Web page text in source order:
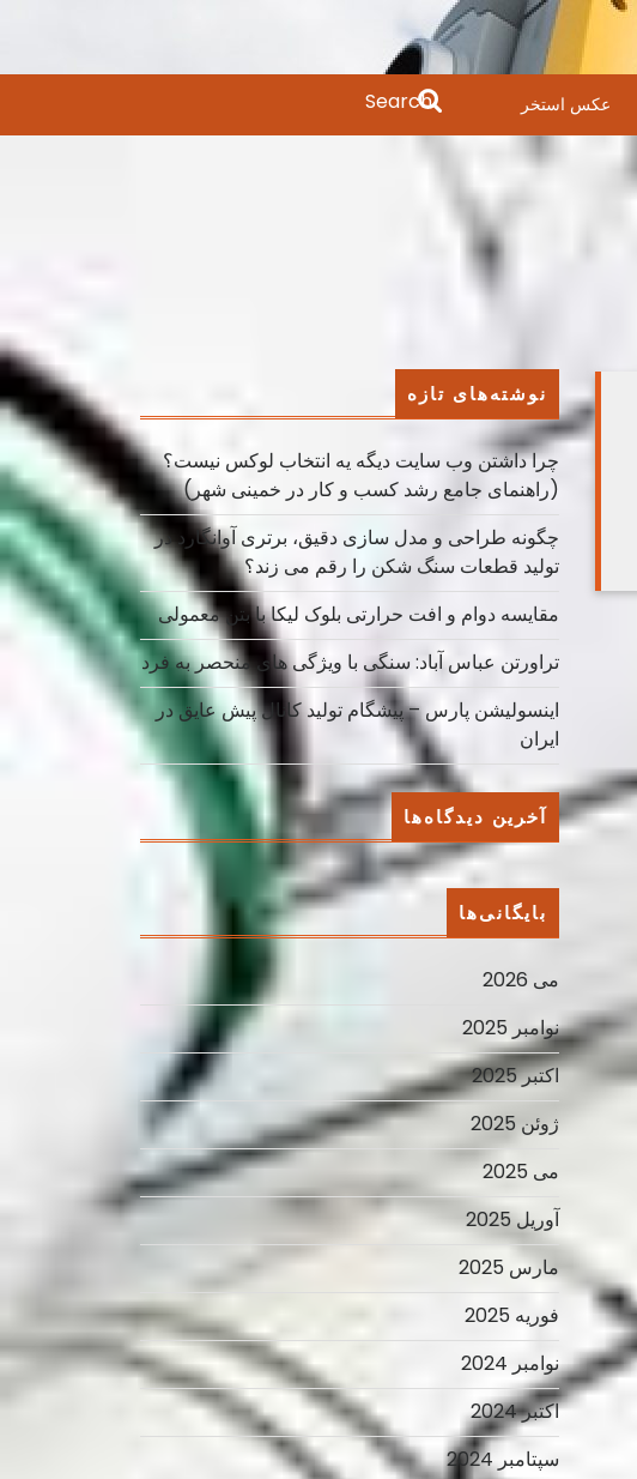
عکس استخر
Search
for:
نوشته‌های تازه
چرا داشتن وب سایت دیگه یه انتخاب لوکس نیست؟
(راهنمای جامع رشد کسب ‌و کار در خمینی ‌شهر)
چگونه طراحی و مدل سازی دقیق، برتری آوانگارد در
تولید قطعات سنگ شکن را رقم می زند؟
مقایسه دوام و افت حرارتی بلوک لیکا با بتن معمولی
تراورتن عباس آباد: سنگی با ویژگی های منحصر به فرد
اینسولیشن پارس – پیشگام تولید کانال پیش عایق در
ایران
آخرین دیدگاه‌ها
بایگانی‌ها
می 2026
نوامبر 2025
اکتبر 2025
ژوئن 2025
می 2025
آوریل 2025
مارس 2025
فوریه 2025
نوامبر 2024
اکتبر 2024
سپتامبر 2024